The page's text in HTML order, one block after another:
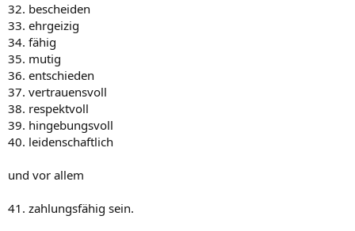
32. bescheiden
33. ehrgeizig
34. fähig
35. mutig
36. entschieden
37. vertrauensvoll
38. respektvoll
39. hingebungsvoll
40. leidenschaftlich
und vor allem
41. zahlungsfähig sein.